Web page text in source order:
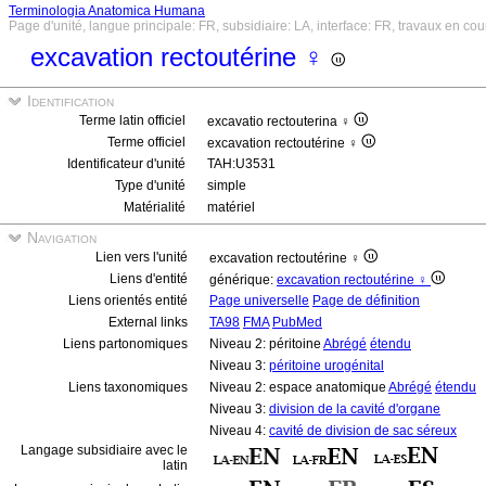
Terminologia Anatomica Humana
Page d'unité, langue principale: FR, subsidiaire: LA, interface: FR, travaux en
excavation rectoutérine ♀
Identification
Terme latin officiel
excavatio rectouterina ♀
Terme officiel
excavation rectoutérine ♀
Identificateur d'unité
TAH:U3531
Type d'unité
simple
Matérialité
matériel
Navigation
Lien vers l'unité
excavation rectoutérine ♀
Liens d'entité
générique: excavation rectoutérine ♀
Liens orientés entité
Page universelle Page de définition
External links
TA98 FMA PubMed
Liens partonomiques
Niveau 2: péritoine Abrégé étendu
Niveau 3: péritoine urogénital
Liens taxonomiques
Niveau 2: espace anatomique Abrégé étendu
Niveau 3: division de la cavité d'organe
Niveau 4: cavité de division de sac séreux
Langage subsidiaire avec le
latin